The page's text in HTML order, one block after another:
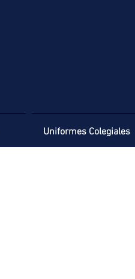
Uniformes Colegiales